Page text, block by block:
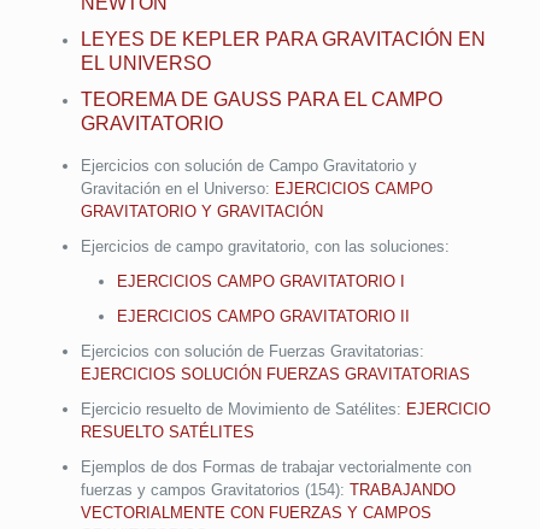
LEYES DE KEPLER PARA GRAVITACIÓN EN
EL UNIVERSO
TEOREMA DE GAUSS PARA EL CAMPO
GRAVITATORIO
Ejercicios con solución de Campo Gravitatorio y
Gravitación en el Universo: EJERCICIOS CAMPO
GRAVITATORIO Y GRAVITACIÓN
Ejercicios de campo gravitatorio, con las soluciones:
EJERCICIOS CAMPO GRAVITATORIO I
EJERCICIOS CAMPO GRAVITATORIO II
Ejercicios con solución de Fuerzas Gravitatorias:
EJERCICIOS SOLUCIÓN FUERZAS GRAVITATORIAS
Ejercicio resuelto de Movimiento de Satélites: EJERCICIO
RESUELTO SATÉLITES
Ejemplos de dos Formas de trabajar vectorialmente con
fuerzas y campos Gravitatorios (154): TRABAJANDO
VECTORIALMENTE CON FUERZAS Y CAMPOS